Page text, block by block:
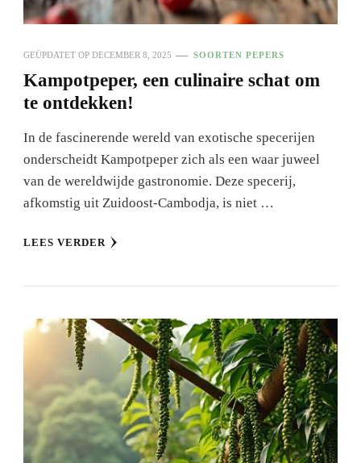
GEÜPDATET OP DECEMBER 8, 2025 SOORTEN PEPERS
Kampotpeper, een culinaire schat om
te ontdekken!
In de fascinerende wereld van exotische specerijen
onderscheidt Kampotpeper zich als een waar juweel
van de wereldwijde gastronomie. Deze specerij,
afkomstig uit Zuidoost-Cambodja, is niet …
LEES VERDER